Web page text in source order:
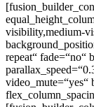
visibility,medium-
repeat“ fade=“no“
video_mute=“yes“